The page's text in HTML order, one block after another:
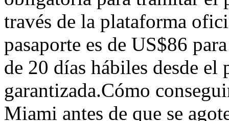
través de la plataforma
pasaporte es de US$86
de 20 días hábiles desde
garantizada.Cómo
Miami antes de que se